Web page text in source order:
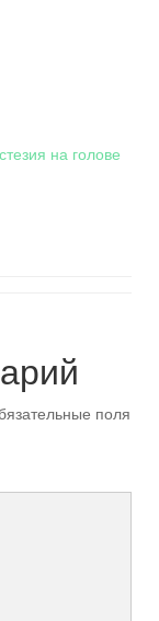
на голове
поля